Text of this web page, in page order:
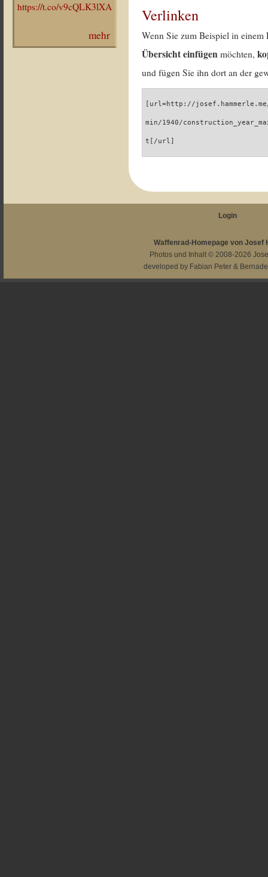
https://t.co/v9cQLK3lXA
mehr
Verlinken
Wenn Sie zum Beispiel in
Übersicht einfügen möchten,
und fügen Sie ihn dort an der
[url=http://
min/1940/
t[/url]
Login
Waffenrad-Homepage von Josef
Photos und Inhalt © 2008-2026
developed by Fabian Peter &